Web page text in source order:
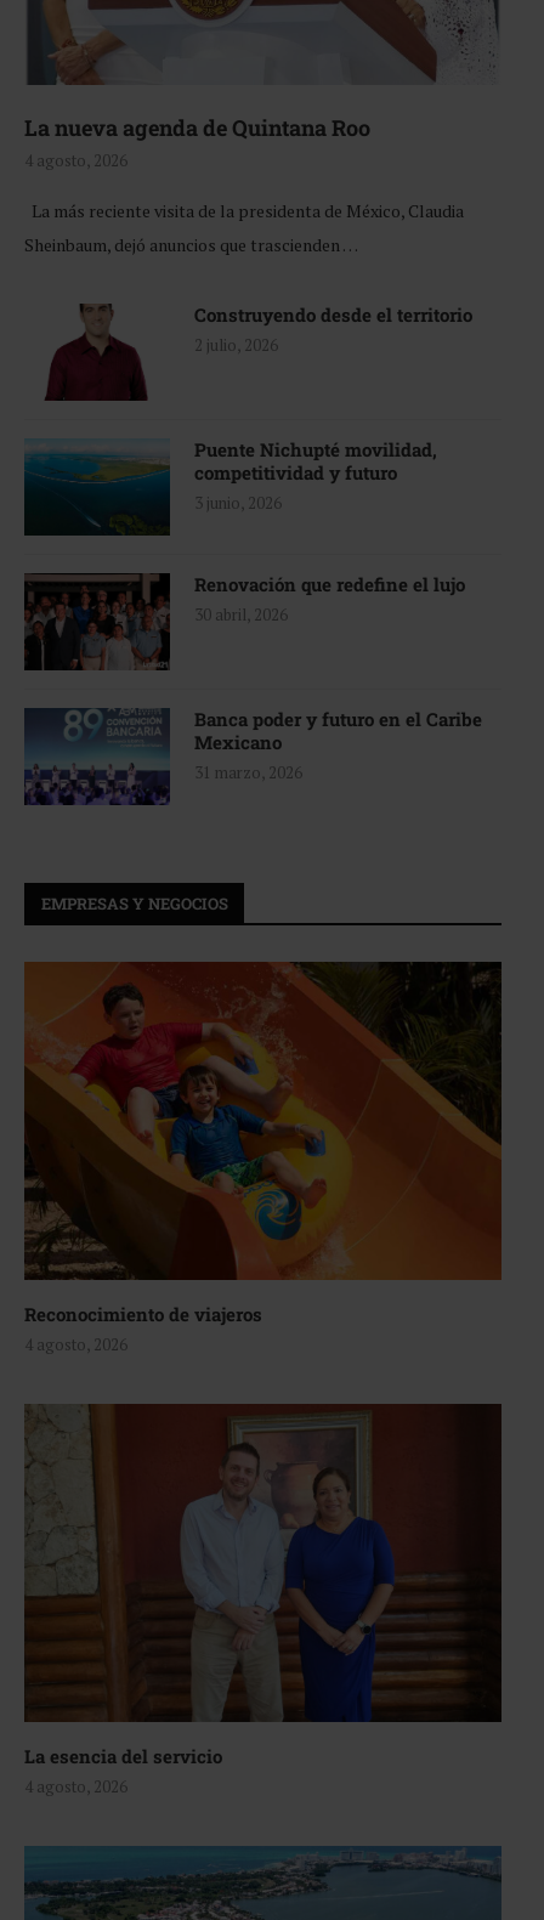
La nueva agenda de Quintana Roo
4 agosto, 2026
La más reciente visita de la presidenta de México, Claudia
Sheinbaum, dejó anuncios que trascienden …
Construyendo desde el territorio
2 julio, 2026
Puente Nichupté movilidad,
competitividad y futuro
3 junio, 2026
Renovación que redefine el lujo
30 abril, 2026
Banca poder y futuro en el Caribe
Mexicano
31 marzo, 2026
EMPRESAS Y NEGOCIOS
Reconocimiento de viajeros
4 agosto, 2026
La esencia del servicio
4 agosto, 2026